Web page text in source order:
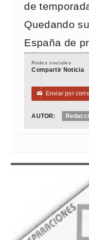
de
Quedando
España de
Redes sociales
Compartir Noticia
✉ Enviar por
AUTOR: